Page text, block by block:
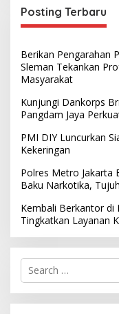
Posting Terbaru
Berikan Pengarahan
Sleman Tekankan
Masyarakat
Kunjungi Dankorps
Pangdam Jaya
PMI DIY Luncurkan
Kekeringan
Polres Metro Jakarta
Baku Narkotika,
Kembali Berkantor di
Tingkatkan Layanan
S
r